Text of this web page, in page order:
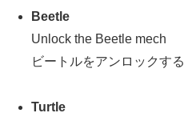
Beetle
Unlock the Beetle mech
ビートルをアンロックする
Turtle